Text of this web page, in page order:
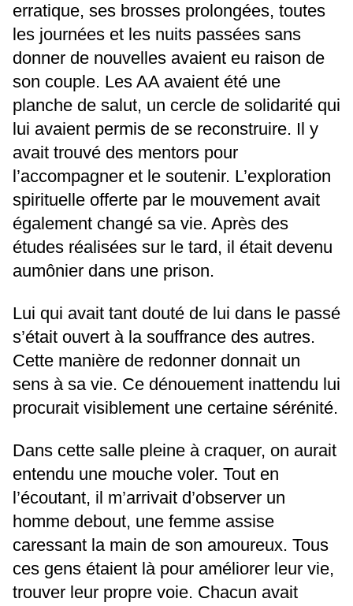
erratique, ses brosses prolongées, toutes
les journées et les nuits passées sans
donner de nouvelles avaient eu raison de
son couple. Les AA avaient été une
planche de salut, un cercle de solidarité qui
lui avaient permis de se reconstruire. Il y
avait trouvé des mentors pour
l’accompagner et le soutenir. L’exploration
spirituelle offerte par le mouvement avait
également changé sa vie. Après des
études réalisées sur le tard, il était devenu
aumônier dans une prison.
Lui qui avait tant douté de lui dans le passé
s’était ouvert à la souffrance des autres.
Cette manière de redonner donnait un
sens à sa vie. Ce dénouement inattendu lui
procurait visiblement une certaine sérénité.
Dans cette salle pleine à craquer, on aurait
entendu une mouche voler. Tout en
l’écoutant, il m’arrivait d’observer un
homme debout, une femme assise
caressant la main de son amoureux. Tous
ces gens étaient là pour améliorer leur vie,
trouver leur propre voie. Chacun avait